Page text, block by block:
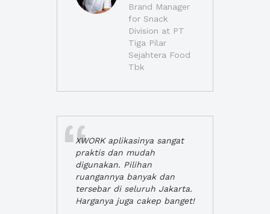
Brand Manager
for Snack
Division at PT
Tiga Pilar
Sejahtera Food
Tbk
XWORK aplikasinya sangat
praktis dan mudah
digunakan. Pilihan
ruangannya banyak dan
tersebar di seluruh Jakarta.
Harganya juga cakep banget!